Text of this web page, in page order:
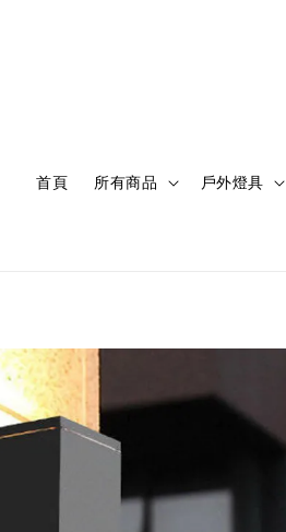
首頁 所有商品 戶外燈具